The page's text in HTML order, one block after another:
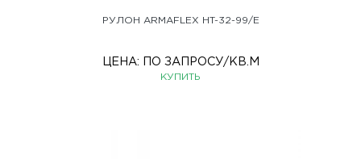
РУЛОН ARMAFLEX HT-32-99/E
ЦЕНА: ПО ЗАПРОСУ/КВ.М
КУПИТЬ